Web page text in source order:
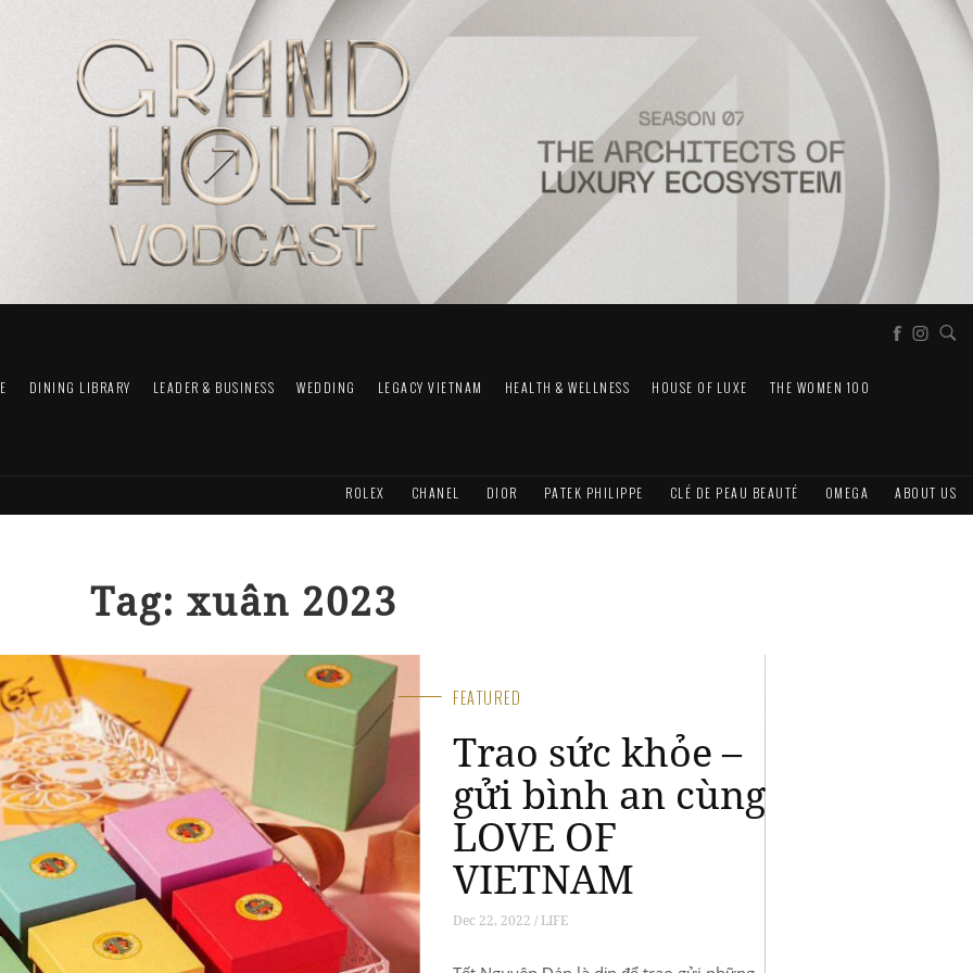
DINING LIBRARY LEADER & BUSINESS WEDDING LEGACY VIETNAM HEALTH & WELLNESS HOUSE OF LUXE THE WOMEN 100
ROLEX CHANEL DIOR PATEK PHILIPPE CLÉ DE PEAU BEAUTÉ OMEGA ABOUT US
Tag: xuân 2023
FEATURED
Mừng Xuân Quý
Mão 2023,
Sheraton Saigon
ra mắt BST quà
Tết “Hoa Khai